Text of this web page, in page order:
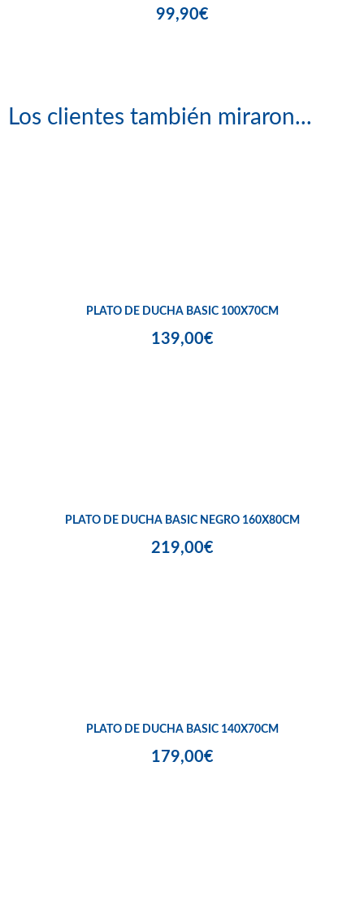
99,90€
Los clientes también miraron...
PLATO DE DUCHA BASIC 100X70CM
139,00€
PLATO DE DUCHA BASIC NEGRO 160X80CM
219,00€
PLATO DE DUCHA BASIC 140X70CM
179,00€